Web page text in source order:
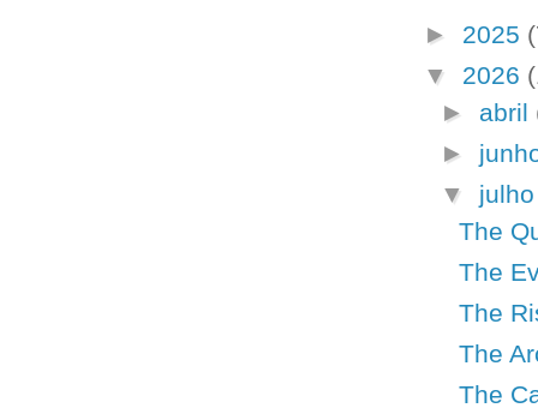
► 2025
▼ 2026
► abril
►
▼
The
The
The
The
The